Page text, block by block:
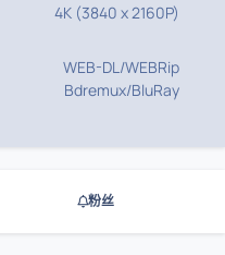
4K (3840 x 2160P)
WEB-DL/WEBRip
Bdremux/BluRay
粉丝